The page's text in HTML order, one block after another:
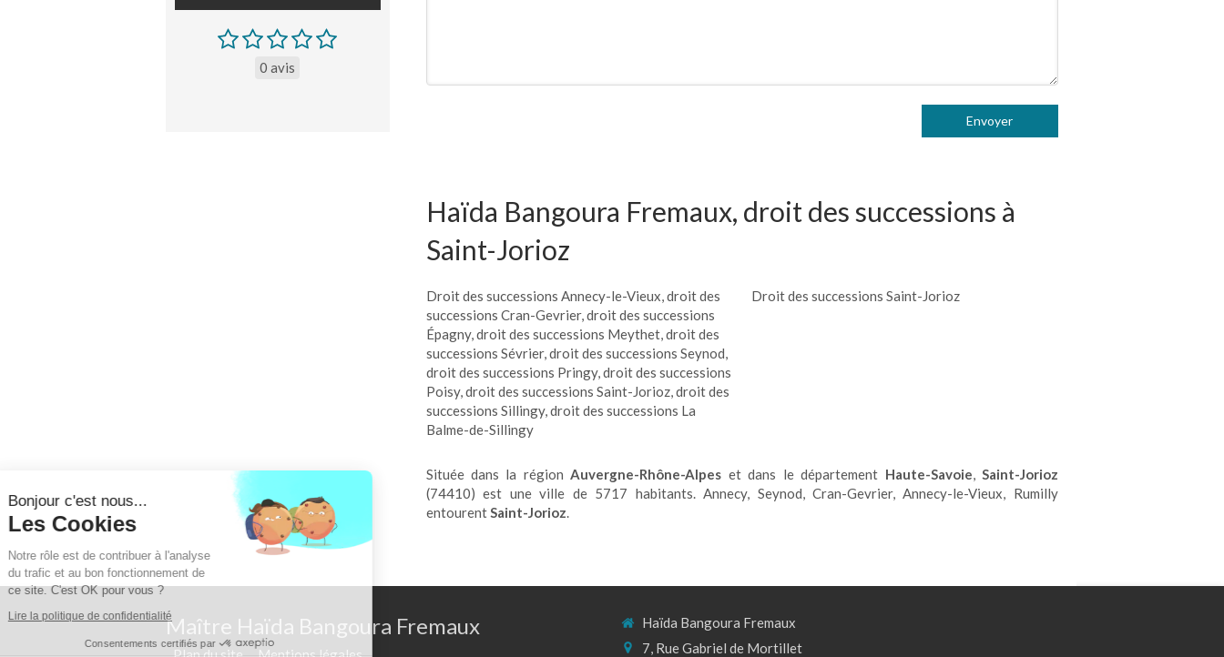
Envoyer
Haïda Bangoura Fremaux, droit des successions à
Saint-Jorioz
Droit des successions Annecy-le-Vieux,droit des
successions Cran-Gevrier,droit des successions
Épagny,droit des successions Meythet,droit des
successions Sévrier,droit des successions Seynod,
droit des successions Pringy,droit des successions
Poisy,droit des successions Saint-Jorioz,droit des
successions Sillingy,droit des successions La
Balme-de-Sillingy
Droit des successions Saint-Jorioz
Située dans la régionAuvergne-Rhône-Alpes et dans le département Haute-Savoie,Saint-Jorioz
(74410) est une ville de 5717 habitants. Annecy, Seynod, Cran-Gevrier, Annecy-le-Vieux, Rumilly
entourentSaint-Jorioz.
0 avis
Maître Haïda Bangoura Fremaux
Haïda Bangoura Fremaux
7, Rue Gabriel de Mortillet
Bonjour c'est nous...
Les Cookies
Notre rôle est de contribuer à l'analyse
du trafic et au bon fonctionnement de
ce site. C'est OK pour vous ?
Lire la politique de confidentialité
Consentements certifiés par